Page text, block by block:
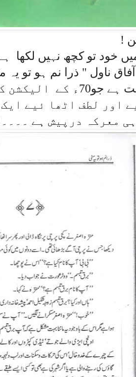
!
خود تو کچھ نہیں لکھا
ناول " ذرا نم ہو تو
کی منظر کشی کر رہا ہے ۔
اور لطف اٹھا ئیے
معرکہ درپیش ہے